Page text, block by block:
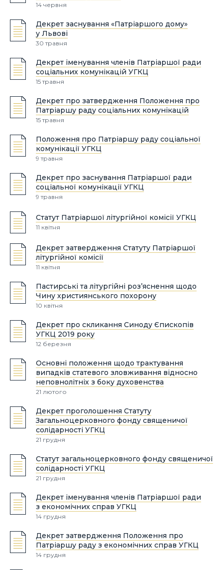
14 червня
Декрет заснування «Патріаршого дому»
у Львові
30 травня
Декрет іменування членів Патріаршої ради
соціальних комунікацій УГКЦ
15 травня
Декрет про затвердження Положення про
Патріаршу раду соціальних комунікацій
15 травня
Положення про Патріаршу раду соціальної
комунікації УГКЦ
9 травня
Декрет про заснування Патріаршої ради
соціальної комунікації УГКЦ
9 травня
Статут Патріаршої літургійної комісії УГКЦ
11 квітня
Декрет затвердження Статуту Патріаршої
літургійної комісії
11 квітня
Пастирські та літургійні роз’яснення щодо
Чину християнського похорону
10 квітня
Декрет про скликання Синоду Єпископів
УГКЦ 2019 року
12 березня
Основні положення щодо трактування
випадків статевого зловживання відносно
неповнолітніх з боку духовенства
21 лютого
Декрет проголошення Статуту
Загальноцерковного фонду священичої
солідарності УГКЦ
21 грудня
Статут загальноцерковного фонду священичої
солідарності УГКЦ
21 грудня
Декрет іменування членів Патріаршої ради
з економічних справ УГКЦ
14 грудня
Декрет затвердження Положення про
Патріаршу раду з економічних справ УГКЦ
14 грудня